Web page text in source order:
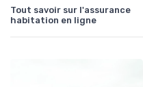
Tout savoir sur l'assurance
habitation en ligne